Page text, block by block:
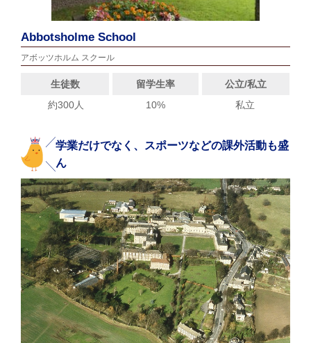
Abbotsholme School
アボッツホルム スクール
生徒数 留学生率
公立/私立
約300人
10% 私立
学業だけでなく、スポーツなどの課外活動も盛
ん